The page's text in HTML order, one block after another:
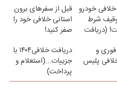
خلافی خودرو
شرط
(دریافت
قبل از سفرهای برون
استانی خلافی خود را
صفر کنید!
فوری و
پلیس
دریافت خلافی۱۴۰۴ با
جزییات...(استعلام و
پرداخت)